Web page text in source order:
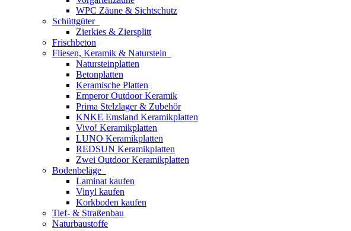
WPC Zäune & Sichtschutz
Schüttgüter
Zierkies & Ziersplitt
Frischbeton
Fliesen, Keramik & Naturstein
Natursteinplatten
Betonplatten
Keramische Platten
Emperor Outdoor Keramik
Prima Stelzlager & Zubehör
KNKE Emsland Keramikplatten
Vivo! Keramikplatten
LUNO Keramikplatten
REDSUN Keramikplatten
Zwei Outdoor Keramikplatten
Bodenbeläge
Laminat kaufen
Vinyl kaufen
Korkboden kaufen
Tief- & Straßenbau
Naturbaustoffe